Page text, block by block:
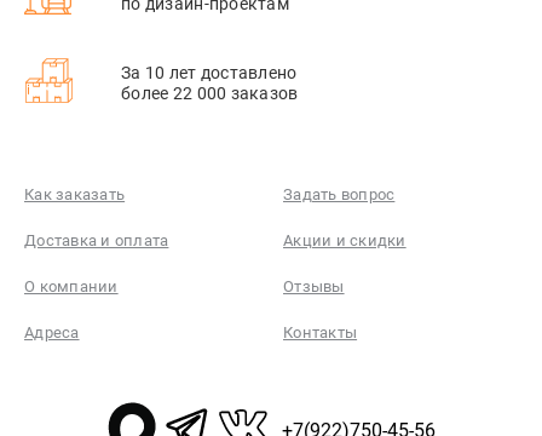
За 10 лет доставлено
более 22 000 заказов
Как заказать Задать вопрос
Доставка и оплата Акции и скидки
О компании Отзывы
Адреса Контакты
+7(922)750-45-56